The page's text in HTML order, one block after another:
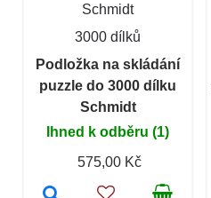
Schmidt
3000 dílků
Podložka na skládání
puzzle do 3000 dílku
Schmidt
Ihned k odběru (1)
575,00 Kč